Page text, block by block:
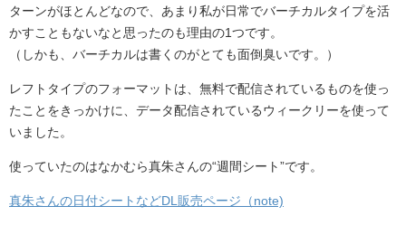
ターンがほとんどなので、あまり私が日常でバーチカルタイプを活
かすこともないなと思ったのも理由の1つです。
（しかも、バーチカルは書くのがとても面倒臭いです。）
レフトタイプのフォーマットは、無料で配信されているものを使っ
たことをきっかけに、データ配信されているウィークリーを使って
いました。
使っていたのはなかむら真朱さんの“週間シート”です。
真朱さんの日付シートなどDL販売ページ（note)